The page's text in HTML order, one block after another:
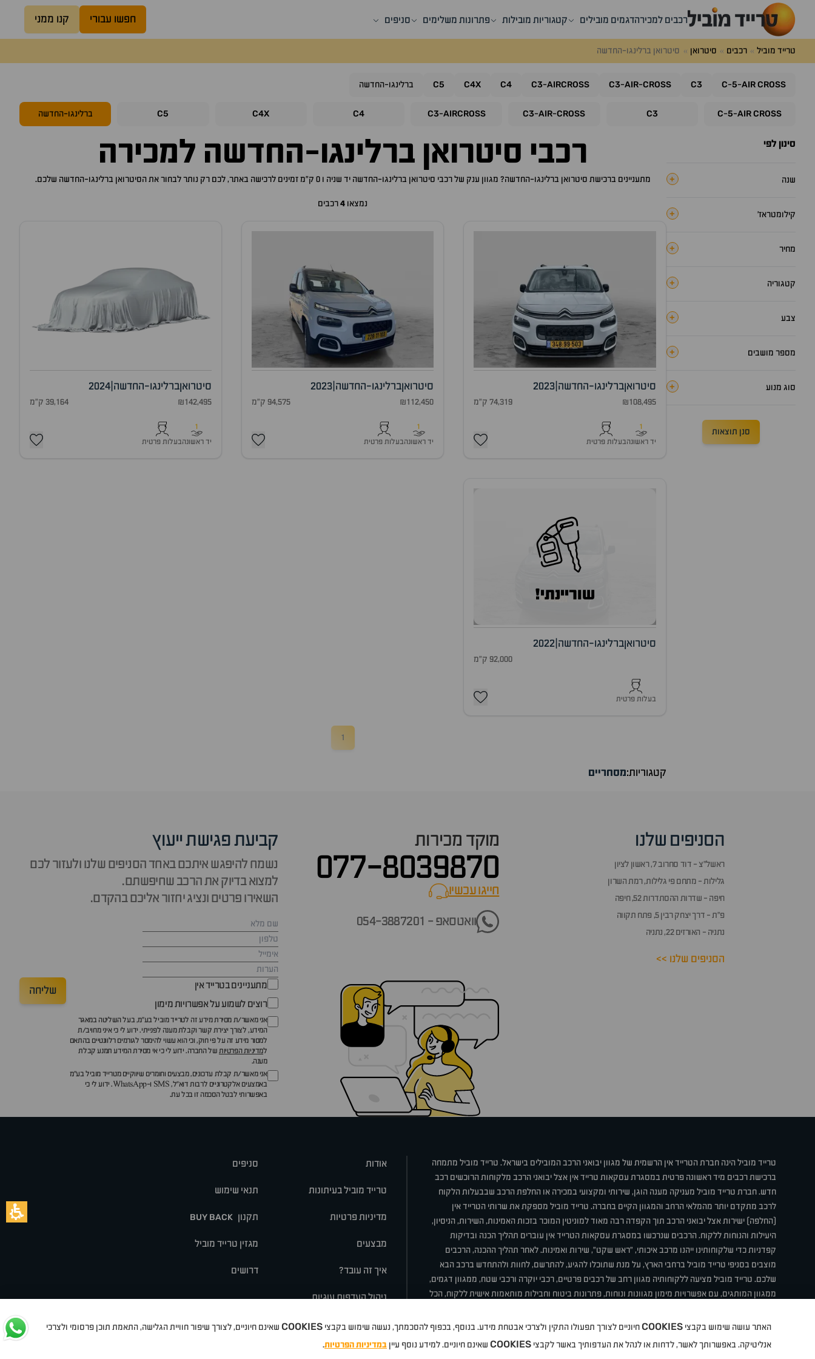
רכבים למכירהדגמים מובילים קטגוריות מובילות פתרונות משלימים סניפים חפשו עבורי קנו ממני
טרייד מוביל רכבים סיטרואן סיטרואן ברלינגו-החדשה
C-5-AIRCROSS
C3
C3-AIR-CROSS
C3-AIRCROSS
C4
C4X
C5 ברלינגו-החדשה
C-5-AIRCROSS
C3
C3-AIR-CROSS
C3-AIRCROSS
C4
C4X
C5 ברלינגו-החדשה
סינון לפי
שנה +
קילומטראז׳ +
מחיר +
קטגוריה +
צבע +
מספר מושבים +
סוג מנוע +
סנן תוצאות
רכבי סיטרואן ברלינגו-החדשה למכירה
מתעניינים ברכישת סיטרואן ברלינגו-החדשה? מגוון ענק של רכבי סיטרואן ברלינגו-החדשה יד שניה ו 0 ק"מ זמינים לרכישה באתר, לכם רק נותר לבחור את ה סיטרואן ברלינגו-החדשה שלכם.
נמצאו 4רכבים
סיטרואןברלינגו-החדשה |
2023
₪108,495 74,319 ק"מ
1
יד ראשונהבעלות פרטית
סיטרואןברלינגו-החדשה 2023
₪112,450 94,575 ק"מ
1
יד ראשונהבעלות פרטית
סיטרואןברלינגו-החדשה 2024
₪142,495 39,164 ק"מ
1
יד ראשונהבעלות פרטית
שוריינתי!
סיטרואןברלינגו-החדשה |
2022
92,000 ק"מ
בעלות פרטית
1
קטגוריות:מסחריים
הסניפים שלנו
ראשל״צ - דוד סחרוב 7, ראשון לציון
גלילות - מתחם פי גלילות, רמת השרון
חיפה - שדרות ההסתדרות 52, חיפה
פ״ת - דרך יצחק רבין 5, פתח תקווה
נתניה - האורזים 22, נתניה
הסניפים שלנו >>
מוקד מכירות
077-8039870
חייגו עכשיוcall now
וואטסאפ - 054-3887201
קביעת פגישת ייעוץ
נשמח להיפגש איתכם באחד הסניפים שלנו ולעזור לכם
למצוא בדיוק את הרכב שחיפשתם.
השאירו פרטים ונציג יחזור אליכם בהקדם.
מתעניינים בטרייד אין
רוצים לשמוע על אפשרויות מימון
אני מאשר/ת מסירת מידע זה לטרייד מוביל בע"מ, בעל השליטה במאגר
המידע, לצורך יצירת קשר וקבלת מענה לפנייתי. ידוע לי כי איני מחויב/ת
למסור מידע זה על פי חוק, וכי הוא עשוי להימסר לגורמים רלוונטיים בהתאם
למדיניות הפרטיותשל החברה. ידוע לי כי אי מסירת המידע תמנע קבלת
מענה.
אני מאשר/ת קבלת עדכונים, מבצעים וחומרים שיווקיים מטרייד מוביל בע"מ
באמצעים אלקטרוניים לרבות דוא״ל, SMS ו-WhatsApp. ידוע לי כי
באפשרותי לבטל הסכמה זו בכל עת.
שליחה
טרייד מוביל הינה חברת הטרייד אין הרשמית של מגוון יבואני הרכב המובילים בישראל. טרייד מוביל מתמחה
ברכישת רכבים מיד ראשונה פרטית במסגרת עסקאות טרייד אין אצל יבואני הרכב מלקוחות הרוכשים רכב
חדש. חברת טרייד מוביל מעניקה מענה הוגן, שירותי ומקצועי במכירה או החלפת הרכב שבבעלות הלקוח
לרכב מתקדם יותר מהמלאי הרחב והמגוון הקיים בחברה. טרייד מוביל מספקת את שרותי הטרייד אין
(החלפה) ישירות אצל יבואני הרכב תוך הקפדה רבה מאוד למוניטין המוכר בזכות האמינות, השירות, הניסיון,
היעילות והנוחות ללקוח. הרכבים שנרכשו במסגרת עסקאות הטרייד אין עוברים תהליך הכנה ובדיקות
קפדניות כדי שלקוחותינו ייהנו מרכב איכותי, "ראש שקט", שירות ואמינות. לאחר תהליך ההכנה, הרכבים
מוצבים בסניפי טרייד מוביל ברחבי הארץ, על מנת שתוכלו להגיע, להתרשם, לחוות ולהתחדש ברכב הבא
שלכם. טרייד מוביל מציעה ללקוחותיה מגוון רחב של רכבים פרטיים, רכבי יוקרה ורכבי שטח, ממגוון דגמים,
ממגוון המותגים, עם אפשרויות מימון מגוונות ונוחות, פתרונות ביטוח וחבילות מותאמות אישית ללקוח, הכל
אודות סניפים
טרייד מוביל בעיתונות תנאי שימוש
מדיניות פרטיות תקנון BUY BACK
מבצעים מגזין טרייד מוביל
איך זה עובד? דרושים
ניהול העדפות עוגיות
קיהסיטרואןאופלפיג'וMG
Geelyמזדהבי ווי דיצ'ריטסלהניסאןטויוטה דאצ'יה פולקסווגןטסלהג'יפ ב מ וולקסוסאאודיסקודה
האתר עושה שימוש בקבצי COOKIESחיוניים לצורך תפעולו התקין ולצרכי אבטחת מידע. בנוסף, בכפוף להסכמתך, נעשה שימוש בקבצי COOKIES שאינם חיוניים, לצורך שיפור חוויית הגלישה, התאמת תוכן פרסומי ולצרכי
אנליטיקה. באפשרותך לאשר, לדחות או לנהל את העדפותיך באשר לקבצי COOKIES שאינם חיוניים. למידע נוסף עיין במדיניות הפרטיות.